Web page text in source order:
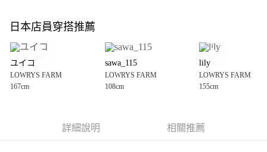
全盈+PAY
大哥付你分期
【大哥付你分期使用說明】
1.本服務由台灣大哥大提供，台灣大哥大用戶可立即使用無須另外申請。
2.付款方式選擇「大哥付你分期」，訂單成立後會自動跳轉到大哥付的交易
3.實際核准額度、可分期數及費用金額請依後續交易確認頁面所載為準。
4.訂單成立30分鐘內，如未前往確認交易或遇審核未通過，訂單將自動取
AFTEE先享後付
日本店員穿搭推薦
ユイコ
LOWRYS FARM
167cm
sawa_115
LOWRYS FARM
108cm
lily
LOWRYS FARM
155cm
詳細說明 相關推薦